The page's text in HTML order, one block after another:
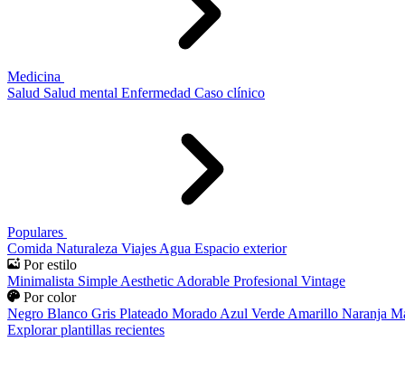
Medicina
Salud Salud mental Enfermedad Caso clínico
Populares
Comida Naturaleza Viajes Agua Espacio exterior
Por estilo
Minimalista Simple Aesthetic Adorable Profesional Vintage
Por color
Negro Blanco Gris Plateado Morado Azul Verde Amarillo Naranja
Explorar plantillas recientes